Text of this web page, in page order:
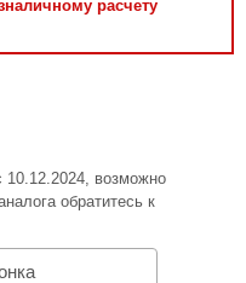
расчету
10.12.2024, возможно
обратитесь к